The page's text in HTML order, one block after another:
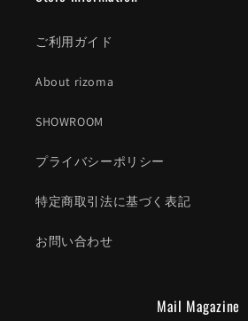
ご利用ガイド
About rizoma
SHOWROOM
プライバシーポリシー
特定商取引法に基づく表記
お問い合わせ
Mail Magazine